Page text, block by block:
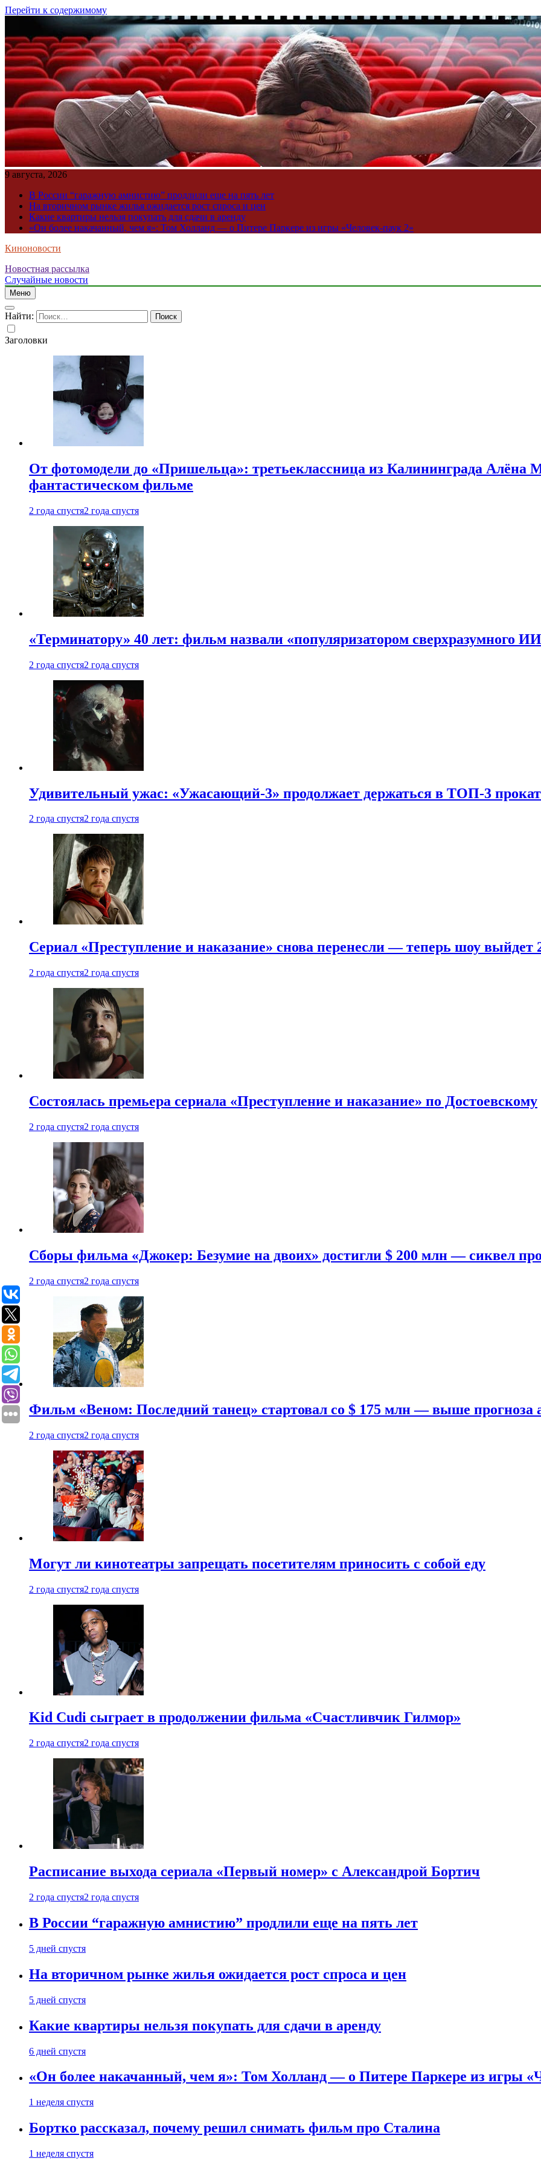
Перейти к содержимому
9 августа, 2026
В России “гаражную амнистию” продлили еще на пять лет
На вторичном рынке жилья ожидается рост спроса и цен
Какие квартиры нельзя покупать для сдачи в аренду
«Он более накачанный, чем я»: Том Холланд — о Питере Паркере из игры «Человек-паук 2»
Киноновости
Новостная рассылка
Случайные новости
Меню
Найти:
Заголовки
От фотомодели до «Пришельца»: третьеклассница из Калининграда Алёна
фантастическом фильме
2 года спустя2 года спустя
«Терминатору» 40 лет: фильм назвали «популяризатором сверхразумного
2 года спустя2 года спустя
Удивительный ужас: «Ужасающий-3» продолжает держаться в ТОП-3
2 года спустя2 года спустя
Сериал «Преступление и наказание» снова перенесли — теперь шоу выйдет
2 года спустя2 года спустя
Состоялась премьера сериала «Преступление и наказание» по Достоевскому
2 года спустя2 года спустя
Сборы фильма «Джокер: Безумие на двоих» достигли $ 200 млн — сиквел
2 года спустя2 года спустя
Фильм «Веном: Последний танец» стартовал со $ 175 млн — выше прогноза
2 года спустя2 года спустя
Могут ли кинотеатры запрещать посетителям приносить с собой еду
2 года спустя2 года спустя
Kid Cudi сыграет в продолжении фильма «Счастливчик Гилмор»
2 года спустя2 года спустя
Расписание выхода сериала «Первый номер» с Александрой Бортич
2 года спустя2 года спустя
В России “гаражную амнистию” продлили еще на пять лет
5 дней спустя
На вторичном рынке жилья ожидается рост спроса и цен
5 дней спустя
Какие квартиры нельзя покупать для сдачи в аренду
6 дней спустя
«Он более накачанный, чем я»: Том Холланд — о Питере Паркере из игры
1 неделя спустя
Бортко рассказал, почему решил снимать фильм про Сталина
1 неделя спустя